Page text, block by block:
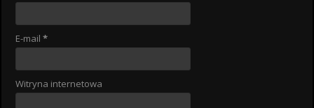
E-mail*
Witryna internetowa